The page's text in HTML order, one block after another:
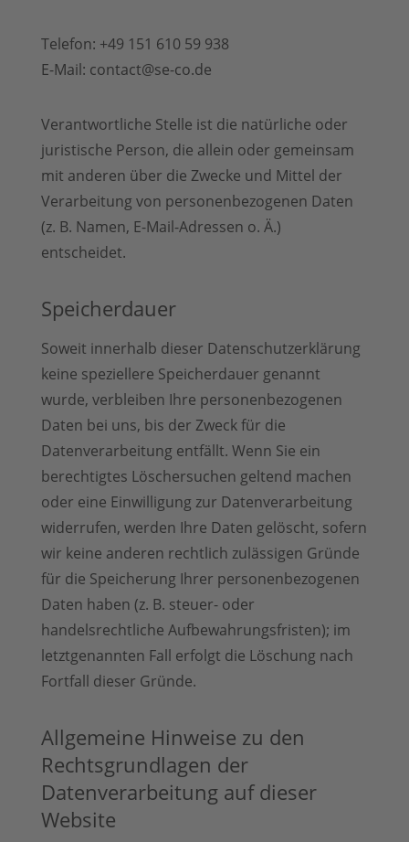
Telefon: +49 151 610 59 938‬ ‬
E-Mail: contact@se-co.de
Verantwortliche Stelle ist die natürliche oder
juristische Person, die allein oder gemeinsam
mit anderen über die Zwecke und Mittel der
Verarbeitung von personenbezogenen Daten
(z. B. Namen, E-Mail-Adressen o. Ä.)
entscheidet.
Speicherdauer
Soweit innerhalb dieser Datenschutzerklärung
keine speziellere Speicherdauer genannt
wurde, verbleiben Ihre personenbezogenen
Daten bei uns, bis der Zweck für die
Datenverarbeitung entfällt. Wenn Sie ein
berechtigtes Löschersuchen geltend machen
oder eine Einwilligung zur Datenverarbeitung
widerrufen, werden Ihre Daten gelöscht, sofern
wir keine anderen rechtlich zulässigen Gründe
für die Speicherung Ihrer personenbezogenen
Daten haben (z. B. steuer- oder
handelsrechtliche Aufbewahrungsfristen); im
letztgenannten Fall erfolgt die Löschung nach
Fortfall dieser Gründe.
Allgemeine Hinweise zu den
Rechtsgrundlagen der
Datenverarbeitung auf dieser
Website